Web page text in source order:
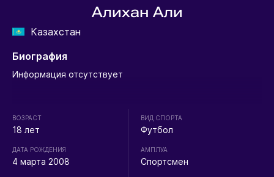
Алихан Али
Казахстан
Биография
Информация отсутствует
ВОЗРАСТ
18 лет
ДАТА РОЖДЕНИЯ
4 марта 2008
ВИД СПОРТА
Футбол
АМПЛУА
Спортсмен